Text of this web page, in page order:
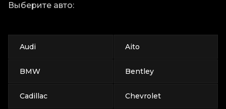
Выберите авто:
Audi Aito
BMW Bentley
Cadillac Chevrolet